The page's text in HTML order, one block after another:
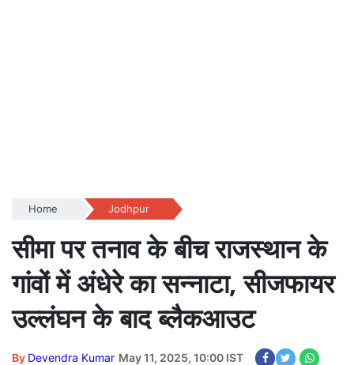
Home Jodhpur
सीमा पर तनाव के बीच राजस्थान के
गांवों में अंधेरे का सन्नाटा, सीजफायर
उल्लंघन के बाद ब्लैकआउट
By Devendra Kumar May 11, 2025, 10:00 IST